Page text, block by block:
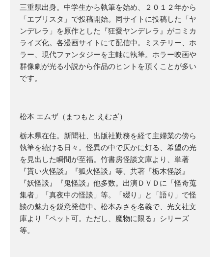
三重県出身。中学生から執筆を始め、２０１２年から
「エブリスタ」で投稿開始。同サイトに投稿した「ヤ
ンデレラ」を原作とした『狂愛ヤンデレラ』がコミカ
ライズ化。各漫画サイトにて配信中。ミステリー、ホ
ラー、現代ファンタジーを主軸に執筆。ホラー映画や
群像劇が光る小説から作品のヒントを頂くことが多い
です。
松本 エムザ（まつもと えむざ）
栃木県在住。新聞社、出版社勤務を経て主婦業の傍ら
執筆を続ける日々。怪異の中で仄かに灯る、希望の光
を見出した瞬間が至福。竹書房怪談文庫より、単著
『貰い火怪談』『狐火怪談』等、共著『栃木怪談』
『妖怪談』『鬼怪談』他多数。出演ＤＶＤに「怪奇蒐
集者」「真夜中の怪談」等。「綴り」と「語り」で怪
談の魅力を鋭意発信中。松本みさを名義で、光文社文
庫より『ペット可。ただし、魔物に限る』シリーズ
等。